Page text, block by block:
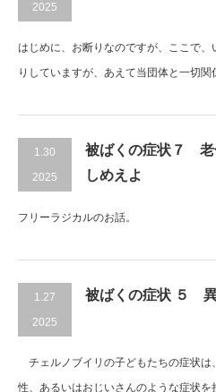
2025
はじめに、お断りなのですが、ここで
りしていますが、あえて当団体と一切関
1.30
2025
被ばくの症状７ 老
しめえよ
フリーラジカルのお話。
1.27
2025
被ばくの症状 ５
チェルノブイリの子どもたちの症状は
性、あるいはおじいさんのような症状を